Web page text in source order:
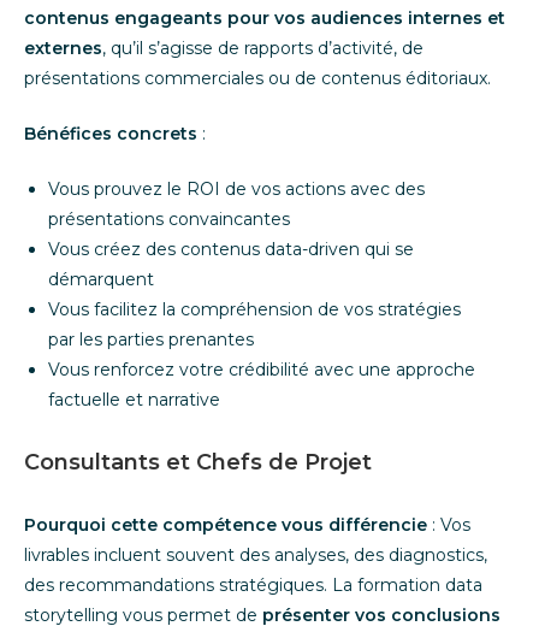
contenus engageants pour vos audiences internes et
externes, qu’il s’agisse de rapports d’activité, de
présentations commerciales ou de contenus éditoriaux.
Bénéfices concrets :
Vous prouvez le ROI de vos actions avec des
présentations convaincantes
Vous créez des contenus data-driven qui se
démarquent
Vous facilitez la compréhension de vos stratégies
par les parties prenantes
Vous renforcez votre crédibilité avec une approche
factuelle et narrative
Consultants et Chefs de Projet
Pourquoi cette compétence vous différencie : Vos
livrables incluent souvent des analyses, des diagnostics,
des recommandations stratégiques. La formation data
storytelling vous permet de présenter vos conclusions